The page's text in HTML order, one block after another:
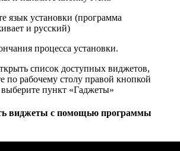
язык установки (программа
и русский)
процесса установки.
список доступных виджетов,
по рабочему столу правой кнопкой
пункт «Гаджеты»
виджеты с помощью программы